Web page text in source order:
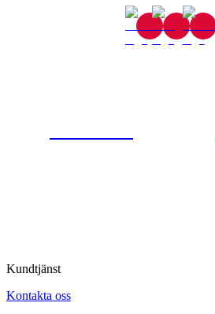
Kundtjänst
Kontakta oss